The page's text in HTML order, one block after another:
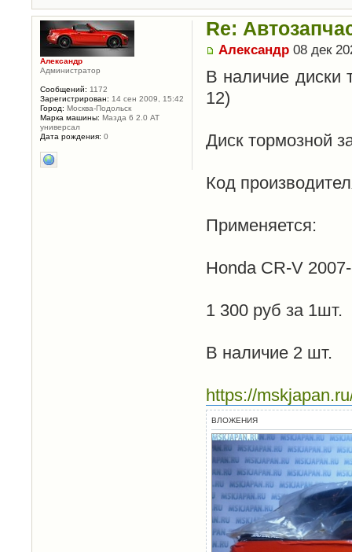
Re:
Александр08 дек
В наличие диски
12)
Диск тормозной
Код
Применяется:
Honda CR-V
1 300 руб за 1шт.
В наличие 2 шт.
https://
ВЛОЖЕНИЯ
Александр
Администратор
Сообщений: 1172
Зарегистрирован: 14 сен 2009, 15:42
Город: Москва-Подольск
Марка машины: Мазда 6 2.0 АТ
универсал
Дата рождения: 0